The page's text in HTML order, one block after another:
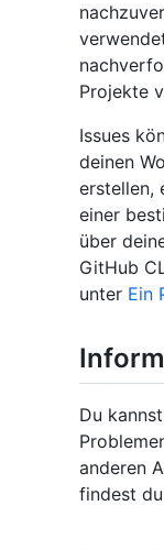
Projekte
Issues
deinen
erstellen,
einer
über
GitHub
unter Ein
Du
anderen
findest